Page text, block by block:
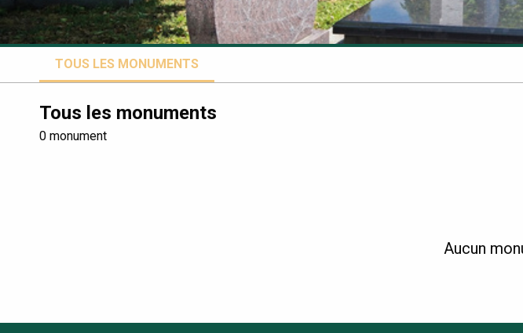
TOUS LES MONUMENTS
Tous les monuments
0 monument
Aucun